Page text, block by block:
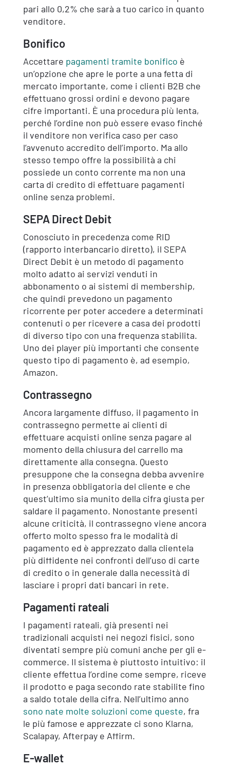
pari allo 0,2% che sarà a tuo carico in quanto
venditore.
Bonifico
Accettare pagamenti tramite bonifico è
un’opzione che apre le porte a una fetta di
mercato importante, come i clienti B2B che
effettuano grossi ordini e devono pagare
cifre importanti. È una procedura più lenta,
perché l’ordine non può essere evaso finché
il venditore non verifica caso per caso
l’avvenuto accredito dell’importo. Ma allo
stesso tempo offre la possibilità a chi
possiede un conto corrente ma non una
carta di credito di effettuare pagamenti
online senza problemi.
SEPA Direct Debit
Conosciuto in precedenza come RID
(rapporto interbancario diretto), il SEPA
Direct Debit è un metodo di pagamento
molto adatto ai servizi venduti in
abbonamento o ai sistemi di membership,
che quindi prevedono un pagamento
ricorrente per poter accedere a determinati
contenuti o per ricevere a casa dei prodotti
di diverso tipo con una frequenza stabilita.
Uno dei player più importanti che consente
questo tipo di pagamento è, ad esempio,
Amazon.
Contrassegno
Ancora largamente diffuso, il pagamento in
contrassegno permette ai clienti di
effettuare acquisti online senza pagare al
momento della chiusura del carrello ma
direttamente alla consegna. Questo
presuppone che la consegna debba avvenire
in presenza obbligatoria del cliente e che
quest’ultimo sia munito della cifra giusta per
saldare il pagamento. Nonostante presenti
alcune criticità, il contrassegno viene ancora
offerto molto spesso fra le modalità di
pagamento ed è apprezzato dalla clientela
più diffidente nei confronti dell’uso di carte
di credito o in generale dalla necessità di
lasciare i propri dati bancari in rete.
Pagamenti rateali
I pagamenti rateali, già presenti nei
tradizionali acquisti nei negozi fisici, sono
diventati sempre più comuni anche per gli e-
commerce. Il sistema è piuttosto intuitivo: il
cliente effettua l’ordine come sempre, riceve
il prodotto e paga secondo rate stabilite fino
a saldo totale della cifra. Nell’ultimo anno
sono nate molte soluzioni come queste, fra
le più famose e apprezzate ci sono Klarna,
Scalapay, Afterpay e Affirm.
E-wallet